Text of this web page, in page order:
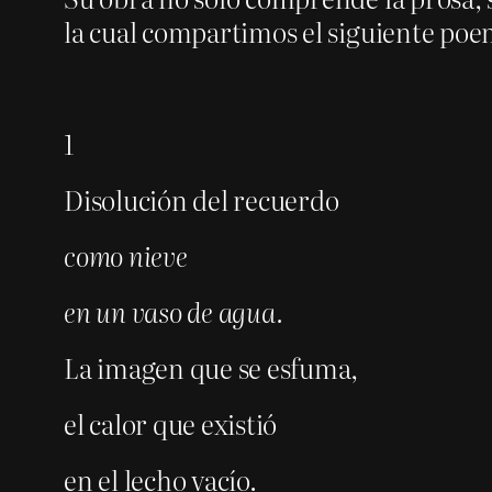
la cual compartimos el siguiente
1
Disolución del recuerdo
como nieve
en un vaso de agua.
La imagen que se esfuma,
el calor que existió
en el lecho vacío.